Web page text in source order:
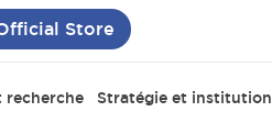
Store
recherche Stratégie et institution